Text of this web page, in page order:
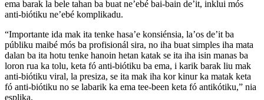
ema barak la bele tahan ba buat ne’ebé bai-bain de’it, inklui mós
anti-biótiku ne’ebé komplikadu.
“Importante ida mak ita tenke hasa’e konsiénsia, la’os de’it ba
públiku maibé mós ba profisionál sira, no iha buat simples iha mata
dalan ba ita hotu tenke hanoin hetan katak se ita iha isin manas ba
loron rua ka tolu, keta fó anti-biótiku ba ema, i karik barak liu mak
anti-biótiku viral, la presiza, se ita mak iha kor kinur ka matak keta
fó anti-biótiku no se labarik ka ema tee-been keta fó antikótiku,” nia
esplika.